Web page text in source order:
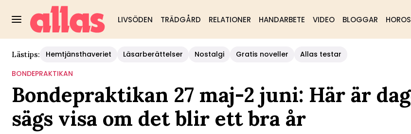
LIVSÖDEN TRÄDGÅRD RELATIONER HANDARBETE VIDEO BLOGGAR
Lästips: Hemtjänsthaveriet Läsarberättelser Nostalgi Gratis noveller
Allas testar
BONDEPRAKTIKAN
Bondepraktikan 27 maj-2 juni: Här är
sägs visa om det blir ett bra år